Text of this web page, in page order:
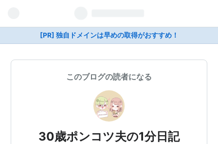
[PR] 独自ドメインは早めの取得がおすすめ！
このブログの読者になる
30歳ポンコツ夫の1分日記